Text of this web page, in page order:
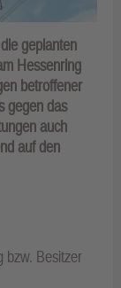
geplanten
Hessenring
betroffener
gegen das
auch
auf den
bzw. Besitzer